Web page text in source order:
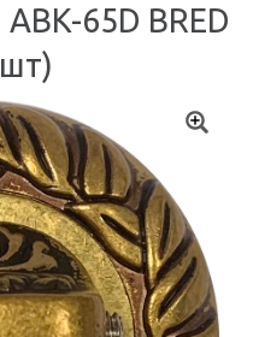
65D BRED